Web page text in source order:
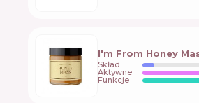
I'm From Honey
Skład
Aktywne
Funkcje